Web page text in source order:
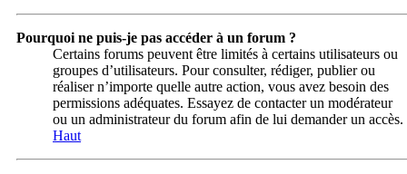
Pourquoi ne puis-je pas accéder à un forum ?
Certains forums peuvent être limités à certains utilisateurs ou
groupes d’utilisateurs. Pour consulter, rédiger, publier ou
réaliser n’importe quelle autre action, vous avez besoin des
permissions adéquates. Essayez de contacter un modérateur
ou un administrateur du forum afin de lui demander un accès.
Haut